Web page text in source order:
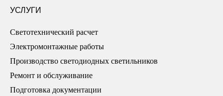
УСЛУГИ
Светотехнический расчет
Электромонтажные работы
Производство светодиодных светильников
Ремонт и обслуживание
Подготовка документации